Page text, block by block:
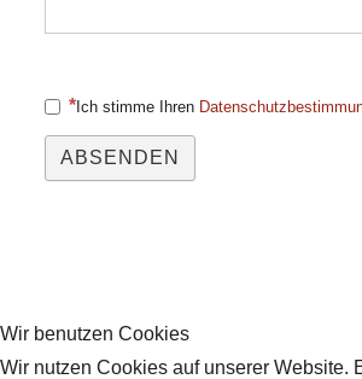
Ich stimme Ihren
ABSENDEN
Wir benutzen Cookies
Wir nutzen Cookies auf unserer Website.